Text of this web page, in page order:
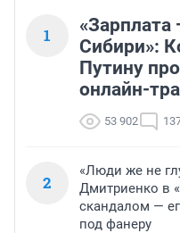
1
Сибири»:
Путину
онлайн-
53 902
2
«Люди же не
Дмитриенко в
скандалом —
под фанеру